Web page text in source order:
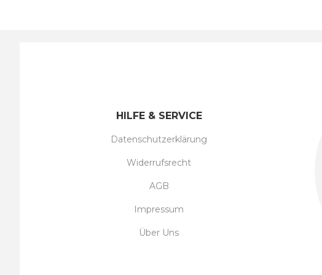
HILFE & SERVICE
Datenschutzerklärung
Widerrufsrecht
AGB
Impressum
Über Uns